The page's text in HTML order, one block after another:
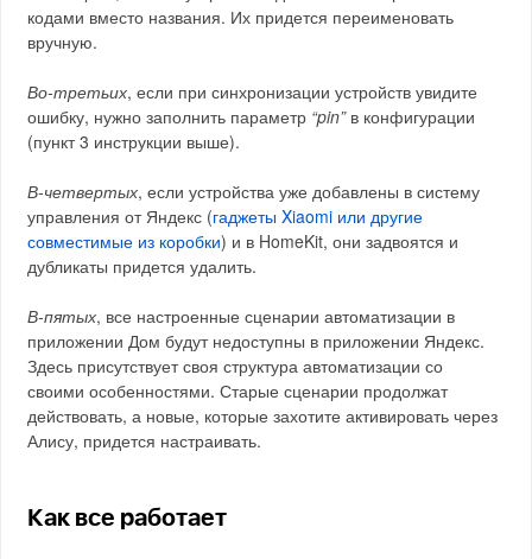
кодами вместо названия. Их придется переименовать
вручную.
Во-третьих, если при синхронизации устройств увидите
ошибку, нужно заполнить параметр “pin”в конфигурации
(пункт 3 инструкции выше).
В-четвертых, если устройства уже добавлены в систему
управления от Яндекс (гаджеты Xiaomi или другие
совместимые из коробки) и в HomeKit, они задвоятся и
дубликаты придется удалить.
В-пятых, все настроенные сценарии автоматизации в
приложении Дом будут недоступны в приложении Яндекс.
Здесь присутствует своя структура автоматизации со
своими особенностями. Старые сценарии продолжат
действовать, а новые, которые захотите активировать через
Алису, придется настраивать.
Как все работает